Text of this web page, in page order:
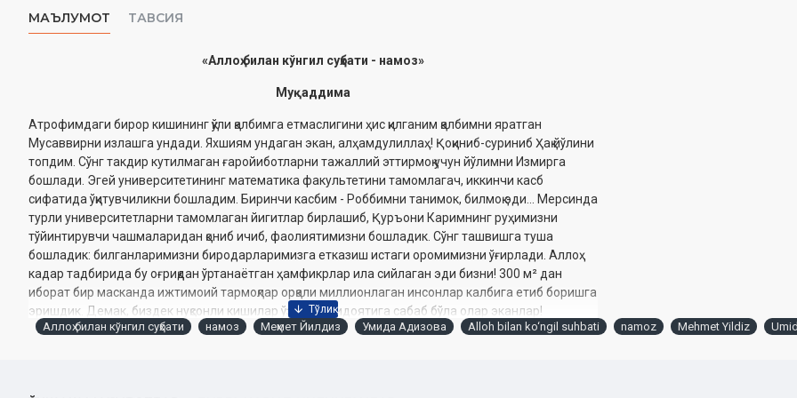
МАЪЛУМОТ ТАВСИЯ
«Аллоҳ билан кўнгил суҳбати - намоз»
Муқаддима
Атрофимдаги бирор кишининг қўли қалбимга етмаслигини ҳис қилганим қалбимни яратган
Мусаввирни излашга ундади. Яхшиям ундаган экан, алҳамдулиллаҳ! Қоқиниб-суриниб Ҳақ йўлини
топдим. Сўнг такдир кутилмаган ғаройиботларни тажаллий эттирмоқ учун йўлимни Измирга
бошлади. Эгей университетининг математика факультетини тамомлагач, иккинчи касб
сифатида ўқитувчиликни бошладим. Биринчи касбим - Роббимни танимок, билмоқ эди... Мерсинда
турли университетларни тамомлаган йигитлар бирлашиб, Қуръони Каримнинг руҳимизни
тўйинтирувчи чашмаларидан қониб ичиб, фаолиятимизни бошладик. Сўнг ташвишга туша
бошладик: билганларимизни биродарларимизга етказиш истаги оромимизни ўғирлади. Аллоҳ
кадар тадбирида бу оғриқдан ўртанаётган ҳамфикрлар ила сийлаган эди бизни! 300 м² дан
иборат бир масканда ижтимоий тармоқлар орқали миллионлаган инсонлар калбига етиб боришга
эришдик. Демак, биздек нуқсонли кишилар ўзгалар ҳидоятига сабаб бўла олар эканлар!
Муштарийларимиз йўллаган хатларида бизда ўзларини кўришгани ва улар ҳам бу ишларни
Аллоҳ билан кўнгил суҳбати намоз Меҳмет Йилдиз Умида Адизова Alloh bilan ko‘ngil suhbati namoz Mehmet Yildiz